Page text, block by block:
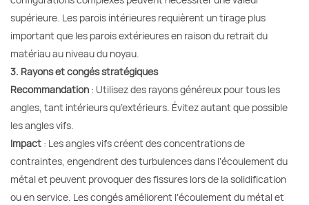
supérieure. Les parois intérieures requièrent un tirage plus
important que les parois extérieures en raison du retrait du
matériau au niveau du noyau.
3. Rayons et congés stratégiques
Recommandation : Utilisez des rayons généreux pour tous les
angles, tant intérieurs qu’extérieurs. Évitez autant que possible
les angles vifs.
Impact : Les angles vifs créent des concentrations de
contraintes, engendrent des turbulences dans l’écoulement du
métal et peuvent provoquer des fissures lors de la solidification
ou en service. Les congés améliorent l’écoulement du métal et